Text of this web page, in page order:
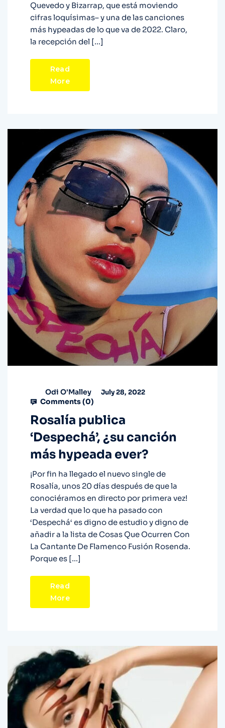
Quevedo y Bizarrap, que está moviendo
cifras loquísimas– y una de las canciones
más hypeadas de lo que va de 2022. Claro,
la recepción del […]
Read
More
Odi O'Malley July 28, 2022
Comments (0)
Rosalía publica
‘Despechá’, ¿su canción
más hypeada ever?
¡Por fin ha llegado el nuevo single de
Rosalía, unos 20 días después de que la
conociéramos en directo por primera vez!
La verdad que lo que ha pasado con
‘Despechá‘ es digno de estudio y digno de
añadir a la lista de Cosas Que Ocurren Con
La Cantante De Flamenco Fusión Rosenda.
Porque es […]
Read
More